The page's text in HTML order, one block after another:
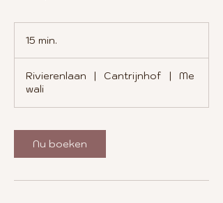
15 min.
i
.
Rivierenlaan | Cantrijnhof |
Me
wali
Nu boeken